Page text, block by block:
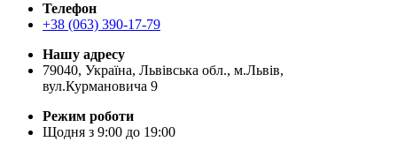
Телефон
+38 (063) 390-17-79
Нашу адресу
79040, Україна, Львівська обл., м.Львів,
вул.Курмановича 9
Режим роботи
Щодня з 9:00 до 19:00